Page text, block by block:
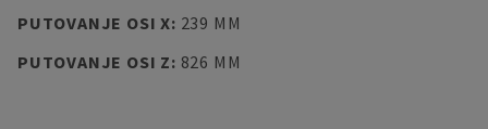
PUTOVANJE OSI X: 239 MM
PUTOVANJE OSI Z: 826 MM